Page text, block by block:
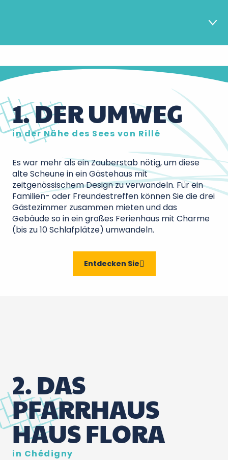
1 Top 1
2 Top 2
3 Top 3
4 Top 4
5 Top 5
1. DER UMWEG
in der Nähe des Sees von Rillé
Es war mehr als ein Zauberstab nötig, um diese
alte Scheune in ein Gästehaus mit
zeitgenössischem Design zu verwandeln. Für ein
Familien- oder Freundestreffen können Sie die drei
Gästezimmer zusammen mieten und das
Gebäude so in ein großes Ferienhaus mit Charme
(bis zu 10 Schlafplätze) umwandeln.
Entdecken Sie
2. DAS
PFARRHAUS
HAUS FLORA
in Chédigny